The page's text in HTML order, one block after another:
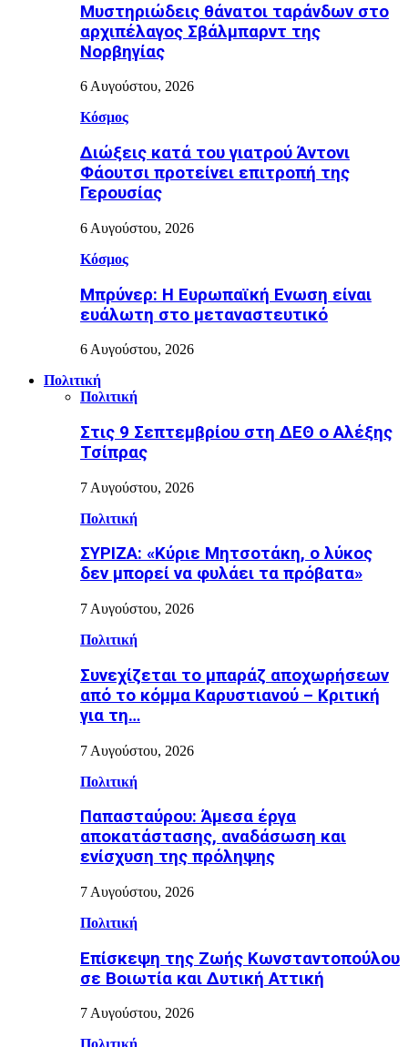
Μυστηριώδεις θάνατοι ταράνδων στο
αρχιπέλαγος Σβάλμπαρντ της
Νορβηγίας
6 Αυγούστου, 2026
Κόσμος
Διώξεις κατά του γιατρού Άντονι
Φάουτσι προτείνει επιτροπή της
Γερουσίας
6 Αυγούστου, 2026
Κόσμος
Μπρύνερ: Η Ευρωπαϊκή Ενωση είναι
ευάλωτη στο μεταναστευτικό
6 Αυγούστου, 2026
Πολιτική
Πολιτική
Στις 9 Σεπτεμβρίου στη ΔΕΘ ο Αλέξης
Τσίπρας
7 Αυγούστου, 2026
Πολιτική
ΣΥΡΙΖΑ: «Κύριε Μητσοτάκη, ο λύκος
δεν μπορεί να φυλάει τα πρόβατα»
7 Αυγούστου, 2026
Πολιτική
Συνεχίζεται το μπαράζ αποχωρήσεων
από το κόμμα Καρυστιανού – Κριτική
για τη…
7 Αυγούστου, 2026
Πολιτική
Παπασταύρου: Άμεσα έργα
αποκατάστασης, αναδάσωση και
ενίσχυση της πρόληψης
7 Αυγούστου, 2026
Πολιτική
Επίσκεψη της Ζωής Κωνσταντοπούλου
σε Βοιωτία και Δυτική Αττική
7 Αυγούστου, 2026